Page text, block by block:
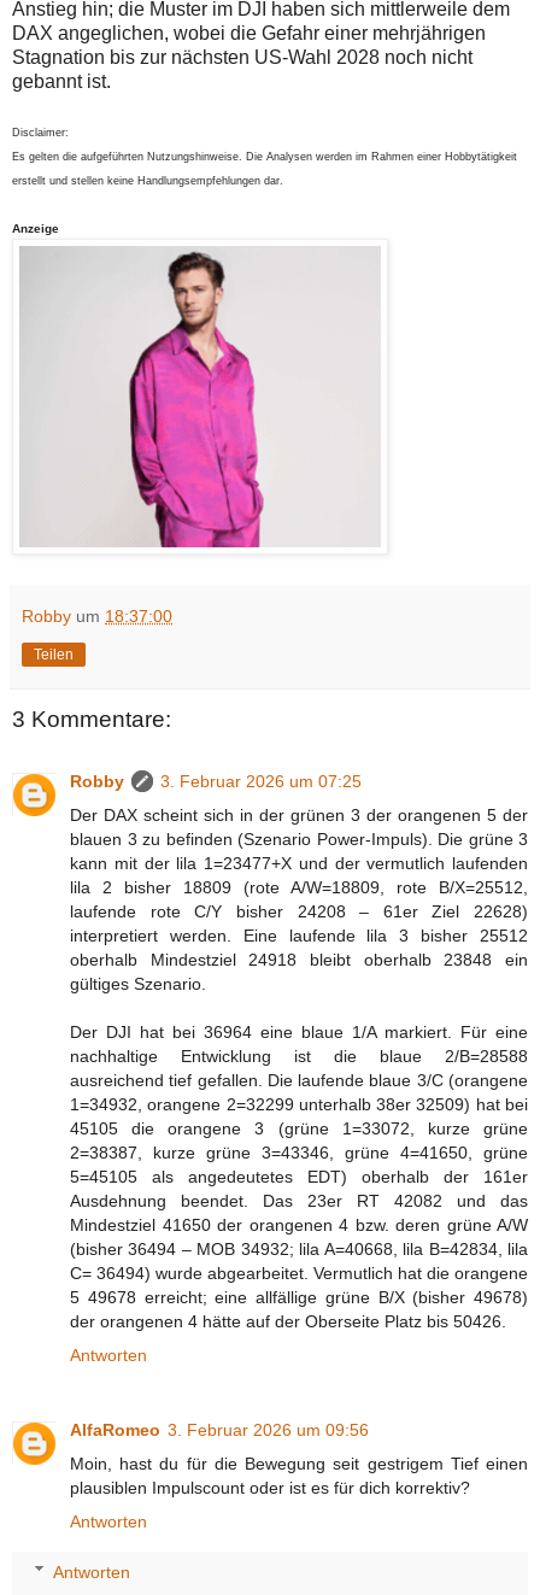
Anstieg hin; die Muster im DJI haben sich mittlerweile dem
DAX angeglichen, wobei die Gefahr einer mehrjährigen
Stagnation bis zur nächsten US-Wahl 2028 noch nicht
gebannt ist.
Disclaimer:
Es gelten die aufgeführten Nutzungshinweise. Die Analysen werden im Rahmen einer Hobbytätigkeit
erstellt und stellen keine Handlungsempfehlungen dar.
Anzeige
Robby um 18:37:00
Teilen
3 Kommentare:
Robby
3. Februar 2026 um 07:25
Der DAX scheint sich in der grünen 3 der orangenen 5 der
blauen 3 zu befinden (Szenario Power-Impuls). Die grüne 3
kann mit der lila 1=23477+X und der vermutlich laufenden
lila 2 bisher 18809 (rote A/W=18809, rote B/X=25512,
laufende rote C/Y bisher 24208 – 61er Ziel 22628)
interpretiert werden. Eine laufende lila 3 bisher 25512
oberhalb Mindestziel 24918 bleibt oberhalb 23848 ein
gültiges Szenario.
Der DJI hat bei 36964 eine blaue 1/A markiert. Für eine
nachhaltige Entwicklung ist die blaue 2/B=28588
ausreichend tief gefallen. Die laufende blaue 3/C (orangene
1=34932, orangene 2=32299 unterhalb 38er 32509) hat bei
45105 die orangene 3 (grüne 1=33072, kurze grüne
2=38387, kurze grüne 3=43346, grüne 4=41650, grüne
5=45105 als angedeutetes EDT) oberhalb der 161er
Ausdehnung beendet. Das 23er RT 42082 und das
Mindestziel 41650 der orangenen 4 bzw. deren grüne A/W
(bisher 36494 – MOB 34932; lila A=40668, lila B=42834, lila
C= 36494) wurde abgearbeitet. Vermutlich hat die orangene
5 49678 erreicht; eine allfällige grüne B/X (bisher 49678)
der orangenen 4 hätte auf der Oberseite Platz bis 50426.
Antworten
AlfaRomeo 3. Februar 2026 um 09:56
Moin, hast du für die Bewegung seit gestrigem Tief einen
plausiblen Impulscount oder ist es für dich korrektiv?
Antworten
Antworten